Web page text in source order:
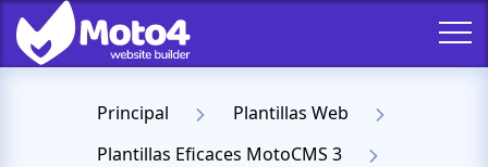
Principal
Plantillas Web
Plantillas Eficaces MotoCMS 3